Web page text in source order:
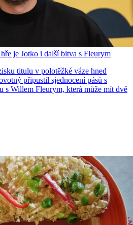
je Jotko i další bitva s Fleurym
titulu v polotěžké váze hned
připustil sjednocení pásů s
s Willem Fleurym, která může mít dvě